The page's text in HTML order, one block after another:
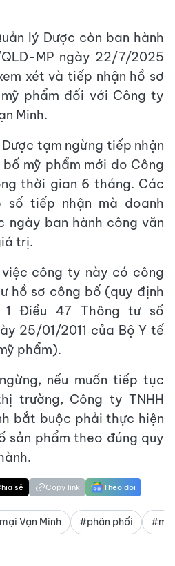
lý Dược còn ban hành
MP ngày 22/7/2025
xét và tiếp nhận hồ sơ
phẩm đối với Công ty
Minh.
tạm ngừng tiếp nhận
mỹ phẩm mới do Công
thời gian 6 tháng. Các
tiếp nhận mà doanh
ngày ban hành công văn
trị.
công ty này có công
hồ sơ công bố (quy định
Điều 47 Thông tư số
25/01/2011 của Bộ Y tế
phẩm).
nếu muốn tiếp tục
trường, Công ty TNHH
bắt buộc phải thực hiện
sản phẩm theo đúng quy
sẻ Copy link Theo dõi
Vạn Minh #phân phối #mỹ